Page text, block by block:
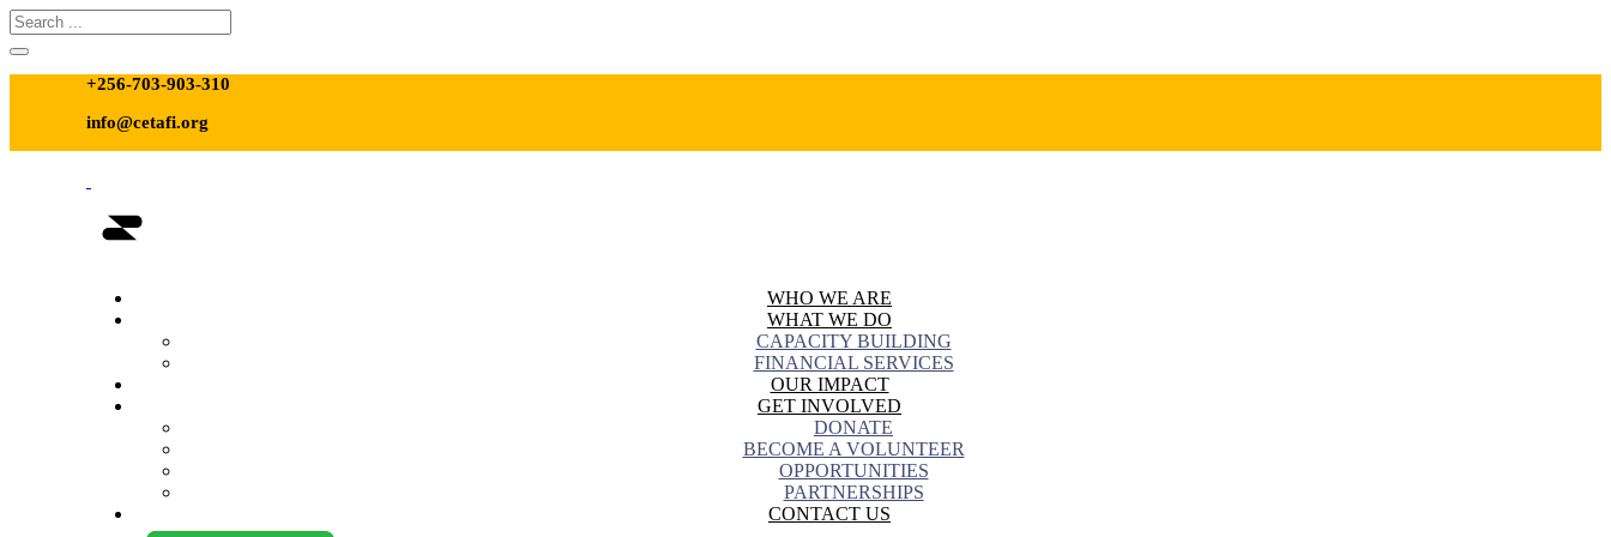
+256-703-903-310
info@cetafi.org
WHO WE ARE
WHAT WE DO
CAPACITY BUILDING
FINANCIAL SERVICES
OUR IMPACT
GET INVOLVED
DONATE
BECOME A VOLUNTEER
OPPORTUNITIES
PARTNERSHIPS
CONTACT US